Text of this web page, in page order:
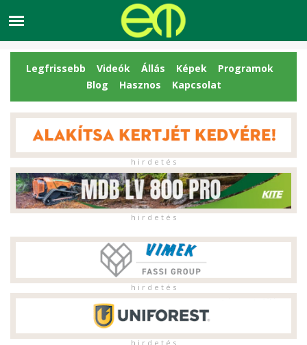
Legfrissebb Videók Állás Képek
Programok
Blog
Hasznos Kapcsolat
h i r d e t é s
h i r d e t é s
h i r d e t é s
h i r d e t é s